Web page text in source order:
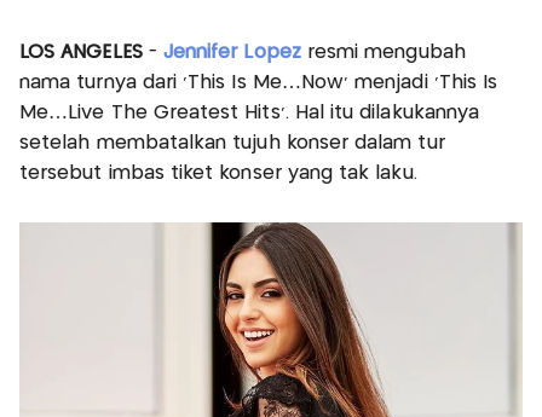
LOS ANGELES - Jennifer Lopez resmi mengubah
nama turnya dari ‘This Is Me…Now’ menjadi ‘This Is
Me…Live The Greatest Hits’. Hal itu dilakukannya
setelah membatalkan tujuh konser dalam tur
tersebut imbas tiket konser yang tak laku.